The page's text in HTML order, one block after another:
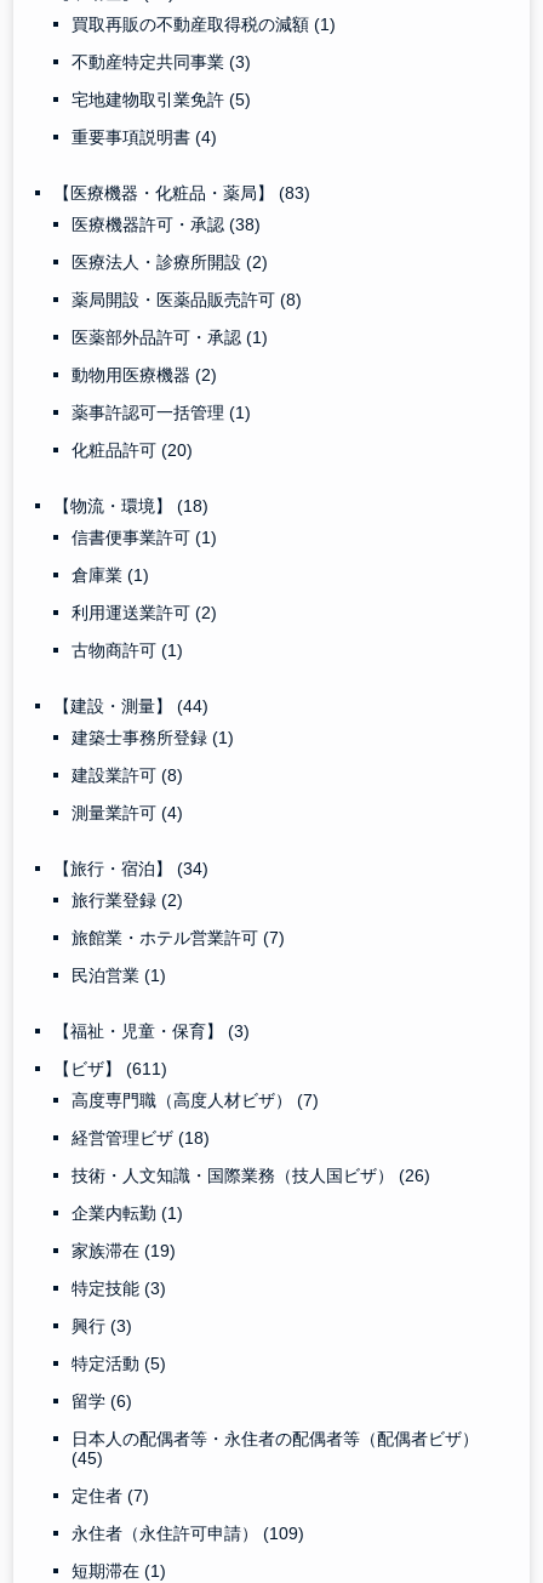
買取再販の不動産取得税の減額(1)
不動産特定共同事業(3)
宅地建物取引業免許(5)
重要事項説明書(4)
【医療機器・化粧品・薬局】(83)
医療機器許可・承認(38)
医療法人・診療所開設(2)
薬局開設・医薬品販売許可(8)
医薬部外品許可・承認(1)
動物用医療機器(2)
薬事許認可一括管理(1)
化粧品許可(20)
【物流・環境】(18)
信書便事業許可(1)
倉庫業(1)
利用運送業許可(2)
古物商許可(1)
【建設・測量】(44)
建築士事務所登録(1)
建設業許可(8)
測量業許可(4)
【旅行・宿泊】(34)
旅行業登録(2)
旅館業・ホテル営業許可(7)
民泊営業(1)
【福祉・児童・保育】(3)
【ビザ】(611)
高度専門職（高度人材ビザ）(7)
経営管理ビザ(18)
技術・人文知識・国際業務（技人国ビザ）(26)
企業内転勤(1)
家族滞在(19)
特定技能(3)
興行(3)
特定活動(5)
留学(6)
日本人の配偶者等・永住者の配偶者等（配偶者ビザ）
(45)
定住者(7)
永住者（永住許可申請）(109)
短期滞在(1)